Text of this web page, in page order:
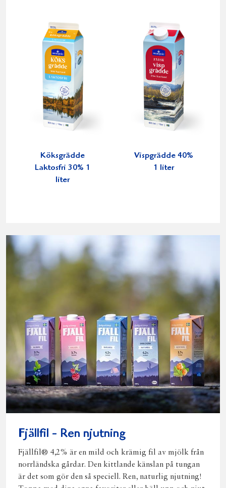
Köksgrädde
Laktosfri 30% 1
liter
Vispgrädde 40%
1 liter
Fjällfil - Ren njutning
Fjällfil® 4,2% är en mild och krämig fil av mjölk från
norrländska gårdar. Den kittlande känslan på tungan
är det som gör den så speciell. Ren, naturlig njutning!